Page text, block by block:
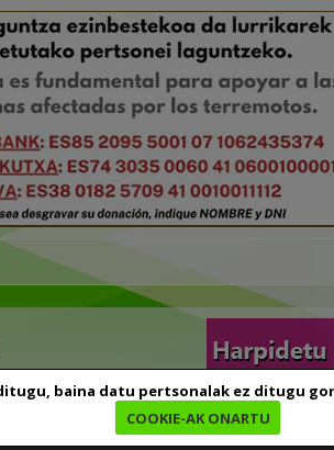
baina datu pertsonalak ez ditugu
COOKIE-AK ONARTU
Euskara ikasten